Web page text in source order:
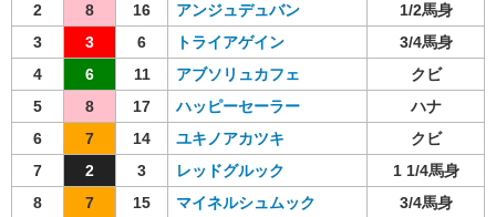
2
8 16 アンジュデュバン
1/2馬身
3
3 6 トライアゲイン
3/4馬身
4
6 11 アブソリュカフェ
クビ
5
8 17 ハッピーセーラー
ハナ
6
7 14 ユキノアカツキ
クビ
7
2 3 レッドグルック
1 1/4馬身
8
7 15 マイネルシュムック
3/4馬身